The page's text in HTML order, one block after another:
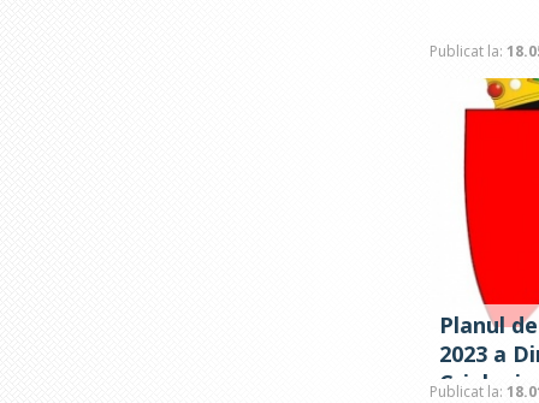
Publicat la:
Planul
2023 a
Criuleni
Publicat la: